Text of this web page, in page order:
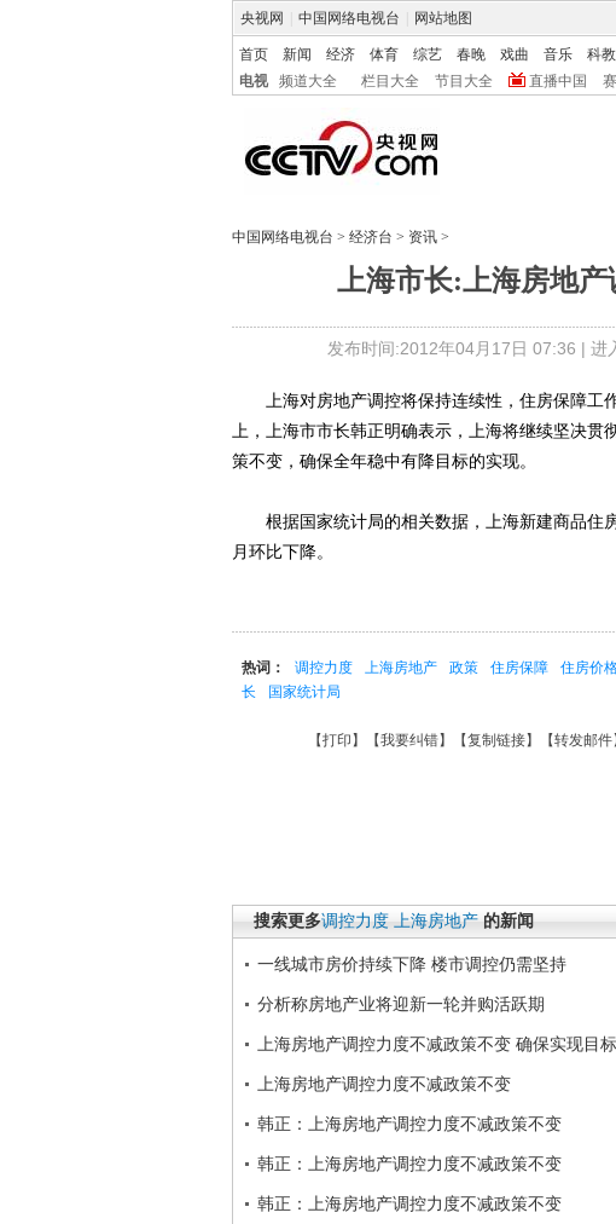
央视网 中国网络电视台 网站地图
首页 新闻 经济 体育 综艺 春晚 戏曲 音乐 科教
电视
频道大全 栏目大全 节目大全 直播中国
中国网络电视台 > 经济台 > 资讯 >
上海市长:上海房地
发布时间:2012年04月17日 07:36 | 进
上海对房地产调控将保持连续性，住房保障工
上，上海市市长韩正明确表示，上海将继续坚决
策不变，确保全年稳中有降目标的实现。
根据国家统计局的相关数据，上海新建商品住
月环比下降。
热词： 调控力度 上海房地产 政策 住房保障 住房价
长
国家统计局
【打印 】【我要纠错】【复制链接】【转发邮件
搜索更多调控力度 上海房地产 的新闻
一线城市房价持续下降 楼市调控仍需坚持
分析称房地产业将迎新一轮并购活跃期
上海房地产调控力度不减政策不变 确保实现目标
上海房地产调控力度不减政策不变
韩正：上海房地产调控力度不减政策不变
韩正：上海房地产调控力度不减政策不变
韩正：上海房地产调控力度不减政策不变